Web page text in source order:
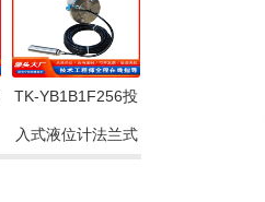
TK-YB1B1F256投
入式液位计法兰式